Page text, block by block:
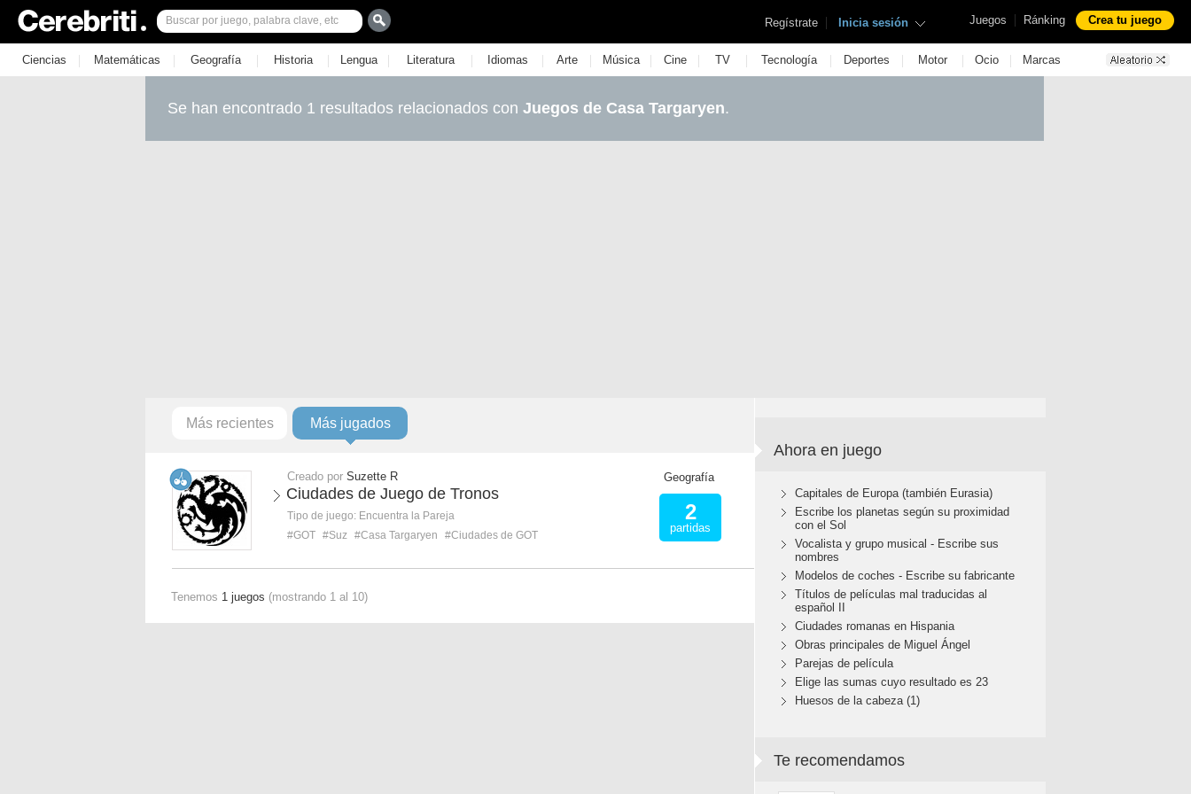
Juegos | Ránking Crea tu juego
Regístrate | Inicia sesión
Ciencias | Matemáticas | Geografía | Historia | Lengua | Literatura | Idiomas | Arte | Música | Cine | TV | Tecnología | Deportes | Motor | Ocio | Marcas
Se han encontrado 1 resultados relacionados con Juegos de Casa Targaryen.
Más recientes Más jugados
Creado por Suzette R
Ciudades de Juego de Tronos
Tipo de juego: Encuentra la Pareja
#GOT #Suz #Casa Targaryen #Ciudades de GOT
Geografía
2
partidas
Tenemos 1 juegos (mostrando 1 al 10)
Ahora en juego
Capitales de Europa (también Eurasia)
Escribe los planetas según su proximidad
con el Sol
Vocalista y grupo musical - Escribe sus
nombres
Modelos de coches - Escribe su fabricante
Títulos de películas mal traducidas al
español II
Ciudades romanas en Hispania
Obras principales de Miguel Ángel
Parejas de película
Elige las sumas cuyo resultado es 23
Huesos de la cabeza (1)
Te recomendamos